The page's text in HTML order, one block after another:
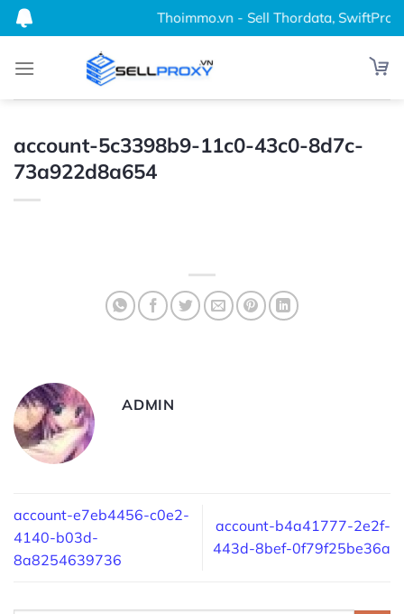
Bỏ
qua
dung
Thoimmo.vn - Sell Thordata,
account-5c3398b9-11c0-43c0-8d7c-
73a922d8a654
ADMIN
account-e7eb4456-c0e2-
4140-b03d-
8a8254639736
account-b4a41777-2e2f-
443d-8bef-0f79f25be36a